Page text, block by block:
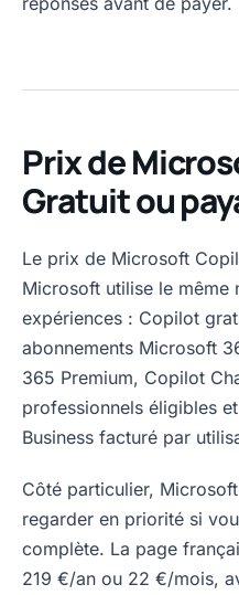
Prix de
Gratuit ou
Le prix de Microsoft
Microsoft utilise le même
expériences : Copilot
abonnements Microsoft
365 Premium, Copilot
professionnels éligibles
Business facturé par
Côté particulier,
regarder en priorité si
complète. La page
219 €/an ou 22 €/mois,